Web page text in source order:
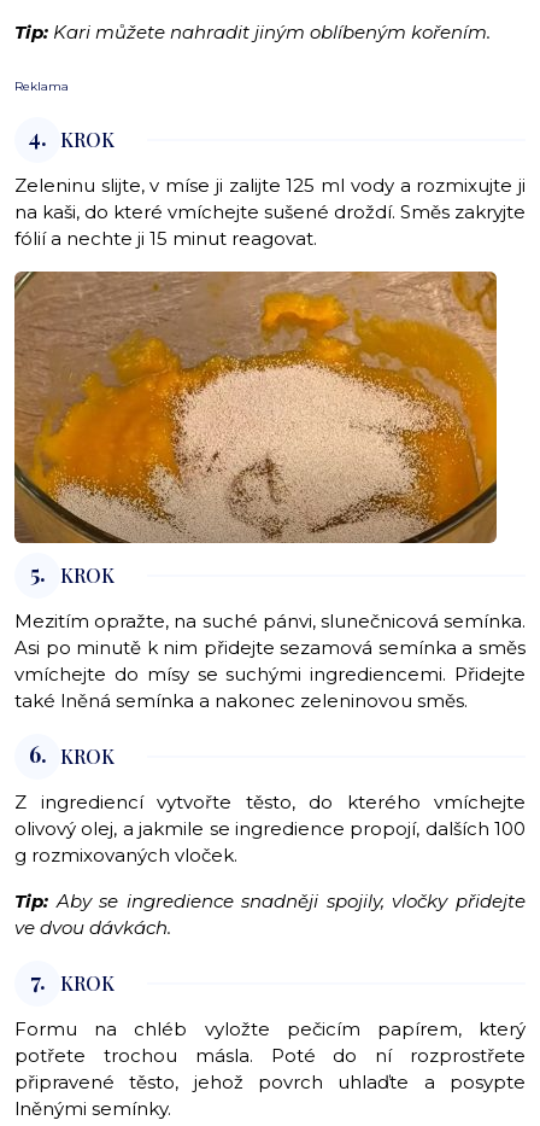
Tip: Kari můžete nahradit jiným oblíbeným kořením.
Reklama
4. KROK
Zeleninu slijte, v míse ji zalijte 125 ml vody a rozmixujte ji
na kaši, do které vmíchejte sušené droždí. Směs zakryjte
fólií a nechte ji 15 minut reagovat.
5. KROK
Mezitím opražte, na suché pánvi, slunečnicová semínka.
Asi po minutě k nim přidejte sezamová semínka a směs
vmíchejte do mísy se suchými ingrediencemi. Přidejte
také lněná semínka a nakonec zeleninovou směs.
6. KROK
Z ingrediencí vytvořte těsto, do kterého vmíchejte
olivový olej, a jakmile se ingredience propojí, dalších 100
g rozmixovaných vloček.
Tip: Aby se ingredience snadněji spojily, vločky přidejte
ve dvou dávkách.
7. KROK
Formu na chléb vyložte pečicím papírem, který
potřete trochou másla. Poté do ní rozprostřete
připravené těsto, jehož povrch uhlaďte a posypte
lněnými semínky.